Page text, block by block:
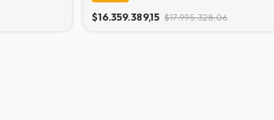
$16.359.389,15 $17.995.328,06